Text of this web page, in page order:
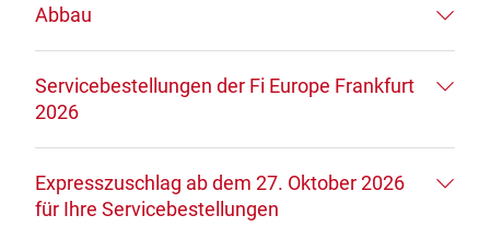
Abbau
Servicebestellungen der Fi Europe Frankfurt
2026
Expresszuschlag ab dem 27. Oktober 2026
für Ihre Servicebestellungen